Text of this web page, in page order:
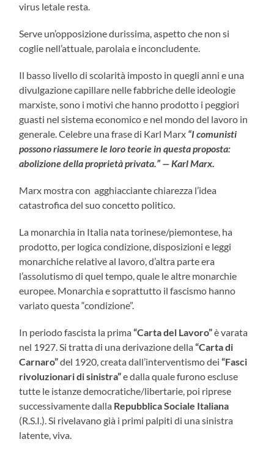
virus letale resta.
Serve un’opposizione durissima, aspetto che non si
coglie nell’attuale, parolaia e inconcludente.
Il basso livello di scolarità imposto in quegli anni e una
divulgazione capillare nelle fabbriche delle ideologie
marxiste, sono i motivi che hanno prodotto i peggiori
guasti nel sistema economico e nel mondo del lavoro in
generale. Celebre una frase di Karl Marx “I comunisti
possono riassumere le loro teorie in questa proposta:
abolizione della proprietà privata.” — Karl Marx.
Marx mostra con agghiacciante chiarezza l’idea
catastrofica del suo concetto politico.
La monarchia in Italia nata torinese/piemontese, ha
prodotto, per logica condizione, disposizioni e leggi
monarchiche relative al lavoro, d’altra parte era
l’assolutismo di quel tempo, quale le altre monarchie
europee. Monarchia e soprattutto il fascismo hanno
variato questa “condizione”.
In periodo fascista la prima“Carta del Lavoro”è varata
nel 1927. Si tratta di una derivazione della“Carta di
Carnaro”del 1920, creata dall’interventismo dei“Fasci
rivoluzionari di sinistra”e dalla quale furono escluse
tutte le istanze democratiche/libertarie, poi riprese
successivamente dalla Repubblica Sociale Italiana
(R.S.I.). Si rivelavano già i primi palpiti di una sinistra
latente, viva.